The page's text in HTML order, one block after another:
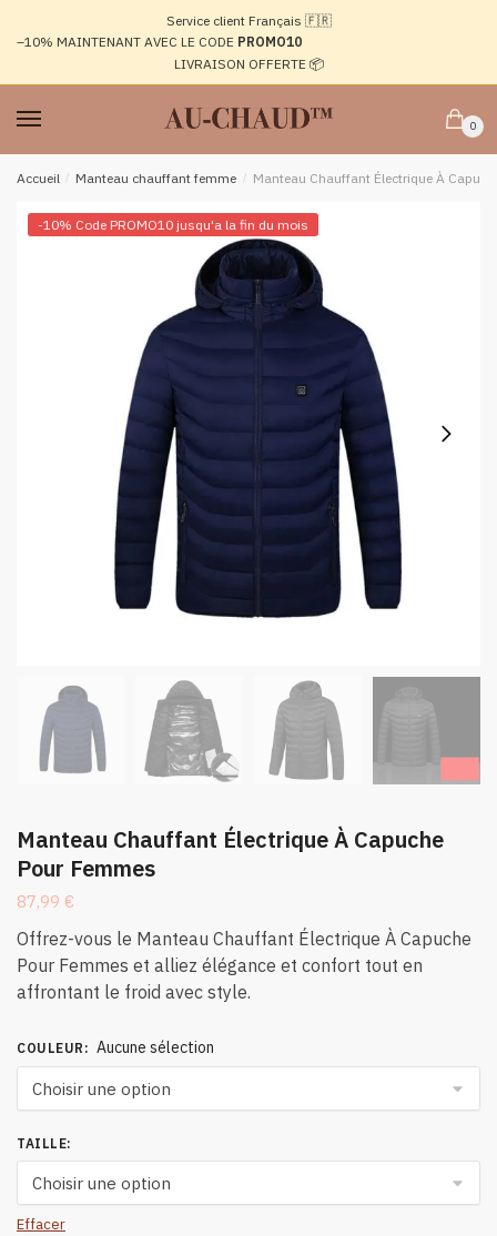
navigation
Service client Français 🇫🇷
–10% MAINTENANT AVEC LE CODE PROMO10
LIVRAISON OFFERTE 📦
0
Accueil / Manteau chauffant femme / Manteau Chauffant Électrique À
-10% Code PROMO10 jusqu'a la fin du mois
Manteau Chauffant Électrique À Capuche
Pour Femmes
87,99 €
Offrez-vous le Manteau Chauffant Électrique À Capuche
Pour Femmes et alliez élégance et confort tout en
affrontant le froid avec style.
COULEUR : Aucune sélection
TAILLE:
Effacer